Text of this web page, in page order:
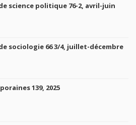
science politique 76-2, avril-juin
sociologie 66 3/4, juillet-décembre
139, 2025